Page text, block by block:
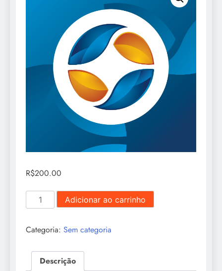
R$200.00
Sócio
OMEP
Anual
Adicionar ao carrinho
Categoria: Sem categoria
Descrição